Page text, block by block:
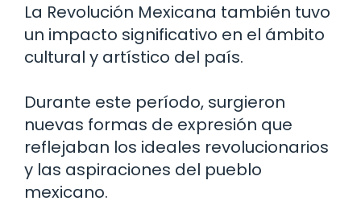
La Revolución Mexicana también tuvo
un impacto significativo en el ámbito
cultural y artístico del país.
Durante este período, surgieron
nuevas formas de expresión que
reflejaban los ideales revolucionarios
y las aspiraciones del pueblo
mexicano.